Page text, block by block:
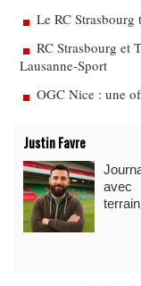
Le RC
RC Strasbourg et
Lausanne-Sport
OGC Nice : une
Justin Favre
avec